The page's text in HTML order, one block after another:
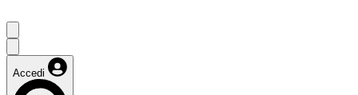
Accedi